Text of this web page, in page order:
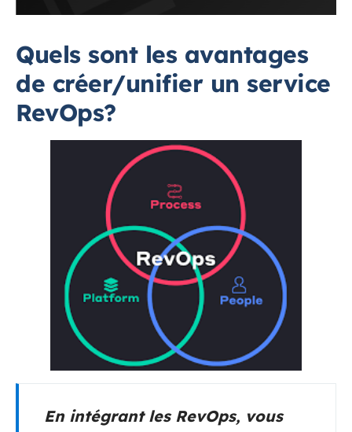
Quels sont les avantages
de créer/unifier un service
RevOps?
En intégrant les RevOps, vous